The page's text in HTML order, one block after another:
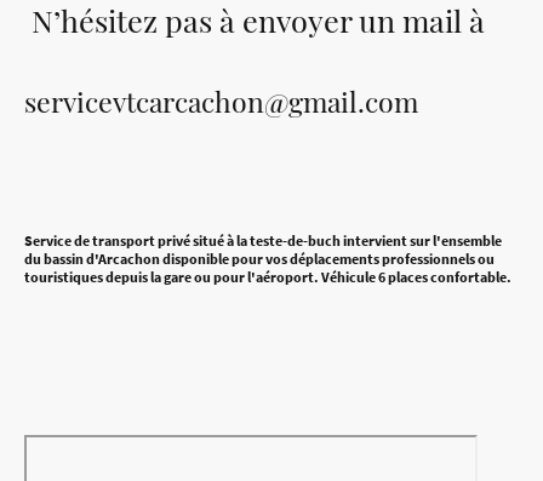
N’hésitez pas à envoyer un mail à
servicevtcarcachon@gmail.com
Service de transport privé situé à la teste-de-buch intervient sur l'ensemble
du bassin d'Arcachon disponible pour vos déplacements professionnels ou
touristiques depuis la gare ou pour l'aéroport. Véhicule 6 places confortable.